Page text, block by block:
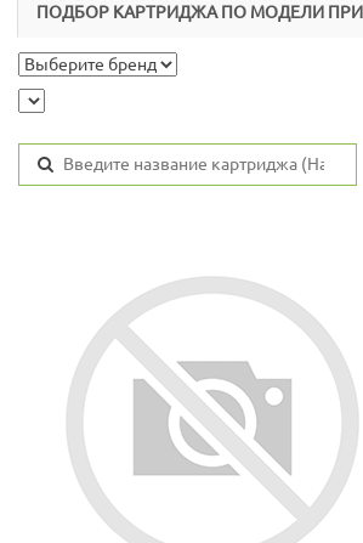
ПОДБОР КАРТРИДЖА ПО МОДЕЛИ